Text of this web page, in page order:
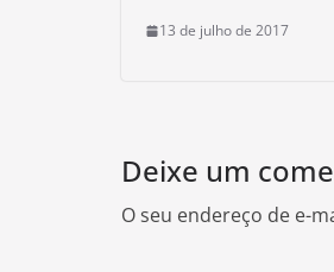
13 de julho de 2017
Deixe um
O seu endereço de e-